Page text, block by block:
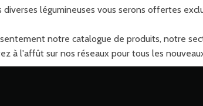
diverses légumineuses vous serons offertes
notre catalogue de produits, notre
à l'affût sur nos réseaux pour tous les